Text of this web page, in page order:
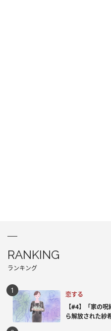
RANKING
ランキング
恋する
【#4】「家の
ら解放された紗